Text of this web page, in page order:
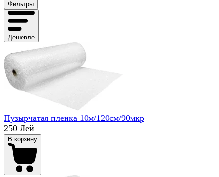
Фильтры
Дешевле
Пузырчатая пленка 10м/120см/90мкр
250 Лей
В корзину